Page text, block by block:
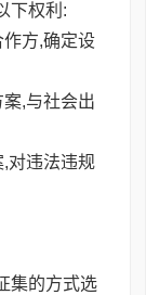
下权利:
方,确定设
,与社会出
违法违规
的方式选